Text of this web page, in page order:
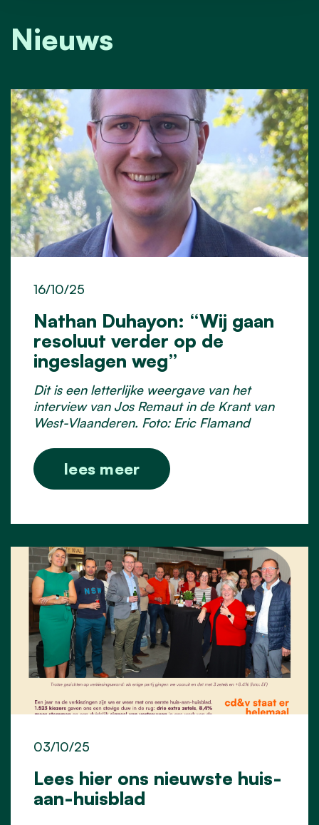
Nieuws
Nathan Duhayon: “Wij gaan
resoluut verder op de
ingeslagen weg”
16/10/25
Dit is een letterlijke weergave van het
interview van Jos Remaut in de Krant van
West-Vlaanderen. Foto: Eric Flamand
lees meer
Lees hier ons nieuwste huis-
aan-huisblad
03/10/25